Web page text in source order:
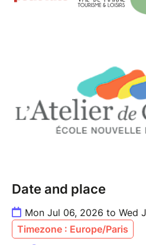
Date and place
Mon Jul 06, 2026 to Wed
Timezone : Europe/Paris